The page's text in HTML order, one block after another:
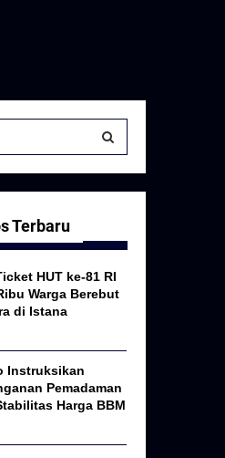
S
A
R
H
Terbaru
HUT ke-81 RI
Warga Berebut
di Istana
Instruksikan
Pemadaman
Harga BBM